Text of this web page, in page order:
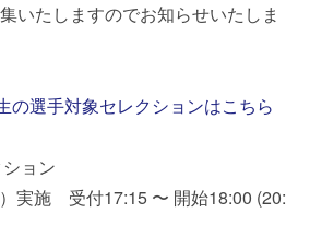
いたしますのでお知らせいたしま
の選手対象セレクションはこちら
ョン
実施 受付17:15 〜 開始18:00 (20: